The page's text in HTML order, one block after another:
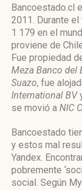
Bancoestado.cl
2011. Durante
1 179 en el
proviene de
Fue propiedad
Meza Banco del
Suazo, fue
International BV
se movió a NIC
Bancoestado
y estos mal
Yandex.
pobremente
social. Según